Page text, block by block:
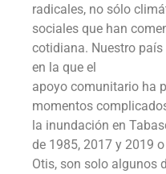
radicales, no sólo
sociales que han
cotidiana. Nuestro
en la que el
apoyo comunitario ha
momentos
la inundación en
de 1985, 2017 y 2019
Otis, son solo algunos